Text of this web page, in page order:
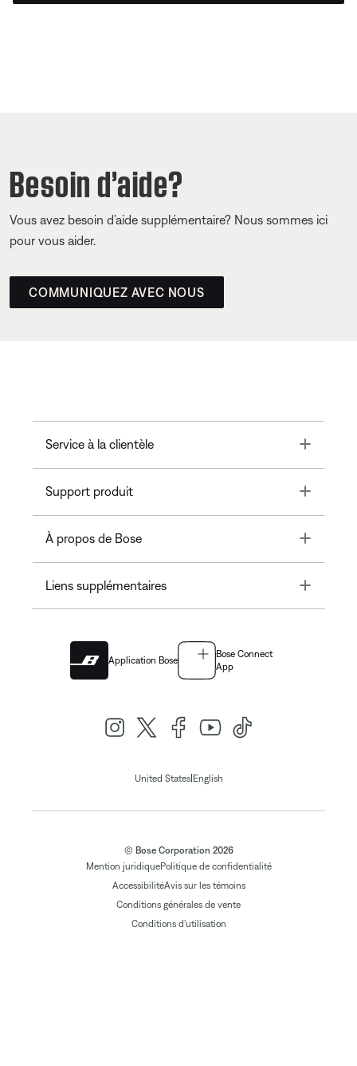
Besoin d’aide?
Vous avez besoin d’aide supplémentaire? Nous sommes ici
pour vous aider.
COMMUNIQUEZ AVEC NOUS
Service à la clientèle Toggle
Support produit Toggle
À propos de Bose Toggle
Liens supplémentaires Toggle
Application Bose
Bose Connect
App
United States| English
© Bose Corporation 2026
Mention juridiquePolitique de confidentialité
AccessibilitéAvis sur les témoins
Conditions générales de vente
Conditions d'utilisation